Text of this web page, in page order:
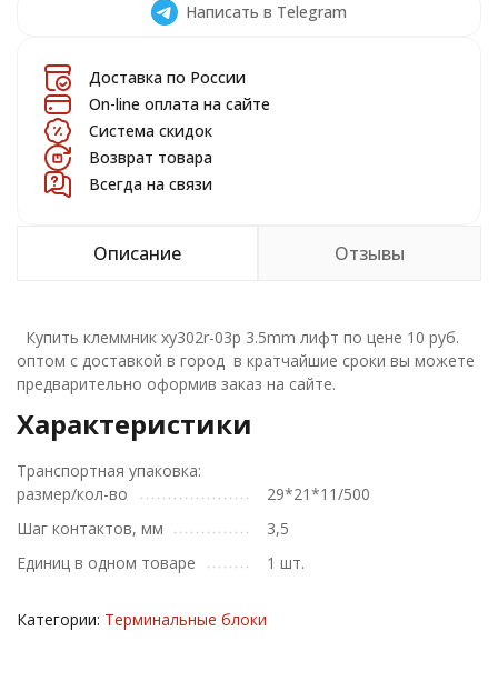
Написать в Telegram
Доставка по России
On-line оплата на сайте
Система скидок
Возврат товара
Всегда на связи
Описание Отзывы
Купить клеммник xy302r-03p 3.5mm лифт по цене 10 руб.
оптом с доставкой в город в кратчайшие сроки вы можете
предварительно оформив заказ на сайте.
Характеристики
Транспортная упаковка:
размер/кол-во
29*21*11/500
Шаг контактов, мм
3,5
Единиц в одном товаре
1 шт.
Категории: Терминальные блоки